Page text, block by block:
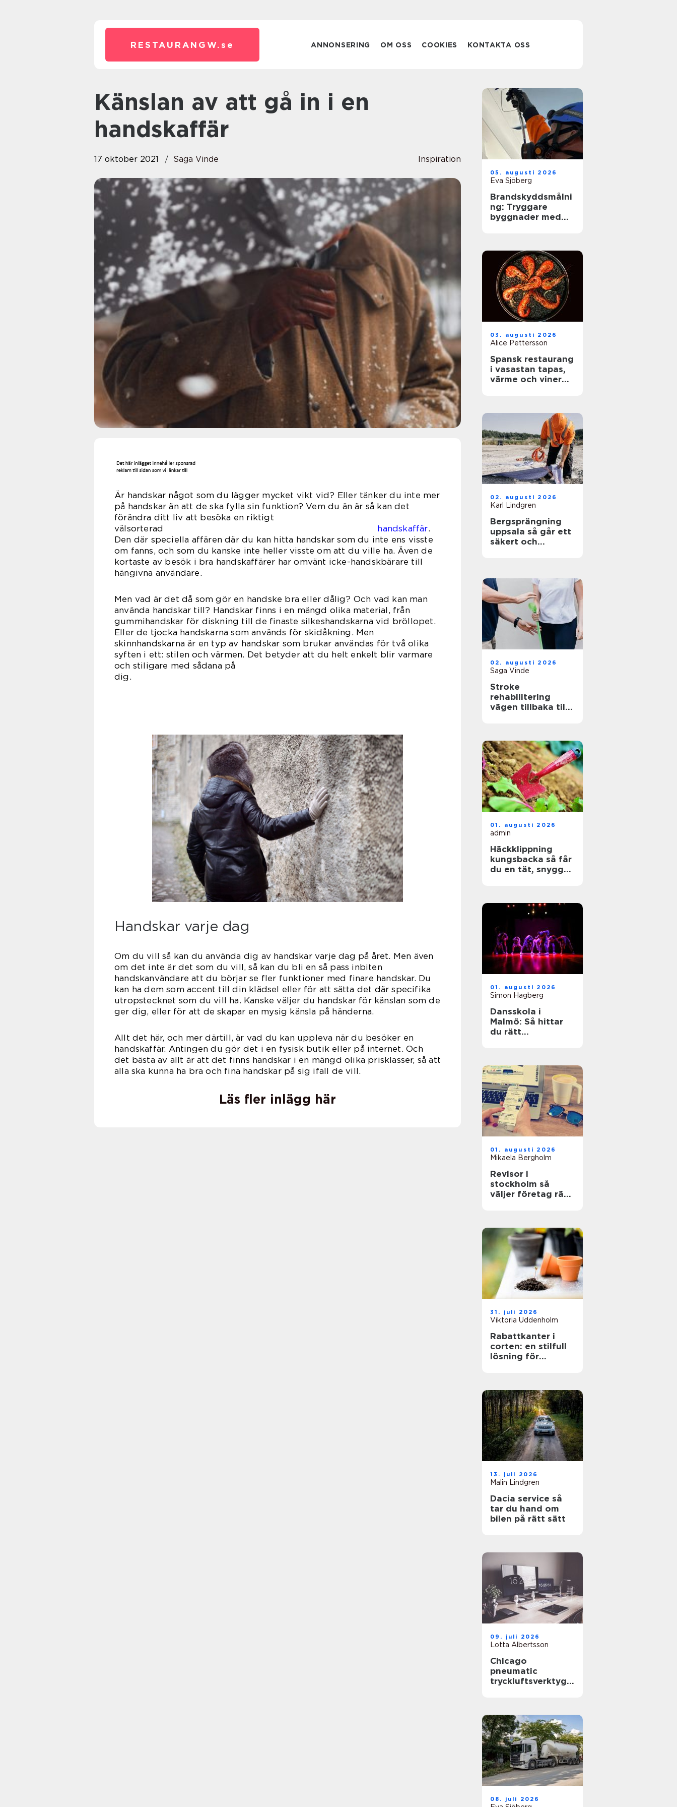
RESTAURANGW. se ANNONSERING OM OSS COOKIES KONTAKTA OSS
Känslan av att gå in i en
handskaffär
17 oktober 2021 Saga Vinde Inspiration
Är handskar något som du lägger mycket vikt vid? Eller tänker du inte mer
på handskar än att de ska fylla sin funktion? Vem du än är så kan det
förändra ditt liv att besöka en riktigt
välsorterad handskaffär.
Den där speciella affären där du kan hitta handskar som du inte ens visste
om fanns, och som du kanske inte heller visste om att du ville ha. Även de
kortaste av besök i bra handskaffärer har omvänt icke-handskbärare till
hängivna användare.
Men vad är det då som gör en handske bra eller dålig? Och vad kan man
använda handskar till? Handskar finns i en mängd olika material, från
gummihandskar för diskning till de finaste silkeshandskarna vid bröllopet.
Eller de tjocka handskarna som används för skidåkning. Men
skinnhandskarna är en typ av handskar som brukar användas för två olika
syften i ett: stilen och värmen. Det betyder att du helt enkelt blir varmare
och stiligare med sådana på
dig.
Handskar varje dag
Om du vill så kan du använda dig av handskar varje dag på året. Men även
om det inte är det som du vill, så kan du bli en så pass inbiten
handskanvändare att du börjar se fler funktioner med finare handskar. Du
kan ha dem som accent till din klädsel eller för att sätta det där specifika
utropstecknet som du vill ha. Kanske väljer du handskar för känslan som de
ger dig, eller för att de skapar en mysig känsla på händerna.
Allt det här, och mer därtill, är vad du kan uppleva när du besöker en
handskaffär. Antingen du gör det i en fysisk butik eller på internet. Och
det bästa av allt är att det finns handskar i en mängd olika prisklasser, så att
alla ska kunna ha bra och fina handskar på sig ifall de vill.
Läs fler inlägg här
05. augusti 2026
Eva Sjöberg
Brandskyddsmålni
ng: Tryggare
byggnader med
03. augusti 2026
Alice Pettersson
Spansk restaurang
i vasastan tapas,
värme och viner
02. augusti 2026
Karl Lindgren
Bergsprängning
uppsala så går ett
säkert och
02. augusti 2026
Saga Vinde
Stroke
rehabilitering
vägen tillbaka till
01. augusti 2026
admin
Häckklippning
kungsbacka så får
du en tät, snygg
01. augusti 2026
Simon Hagberg
Dansskola i
Malmö: Så hittar
du rätt
vuxna
01. augusti 2026
Mikaela Bergholm
Revisor i
stockholm så
väljer företag rätt
31. juli 2026
Viktoria Uddenholm
Rabattkanter i
corten: en stilfull
lösning för
13. juli 2026
Malin Lindgren
Dacia service så
tar du hand om
bilen på rätt sätt
09. juli 2026
Lotta Albertsson
Chicago
pneumatic
tryckluftsverktyg
08. juli 2026